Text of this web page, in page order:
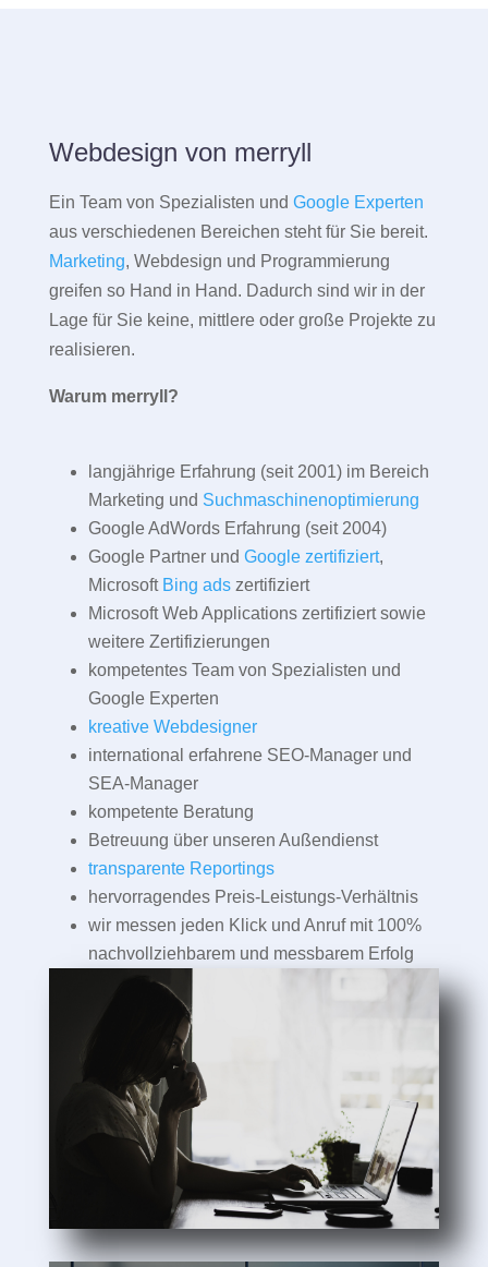
Webdesign von merryll
Ein Team von Spezialisten und Google Experten
aus verschiedenen Bereichen steht für Sie bereit.
Marketing, Webdesign und Programmierung
greifen so Hand in Hand. Dadurch sind wir in der
Lage für Sie keine, mittlere oder große Projekte zu
realisieren.
Warum merryll?
langjährige Erfahrung (seit 2001) im Bereich
Marketing und Suchmaschinenoptimierung
Google AdWords Erfahrung (seit 2004)
Google Partner und Google zertifiziert,
Microsoft Bing adszertifiziert
Microsoft Web Applications zertifiziert sowie
weitere Zertifizierungen
kompetentes Team von Spezialisten und
Google Experten
kreative Webdesigner
international erfahrene SEO-Manager und
SEA-Manager
kompetente Beratung
Betreuung über unseren Außendienst
transparente Reportings
hervorragendes Preis-Leistungs-Verhältnis
wir messen jeden Klick und Anruf mit 100%
nachvollziehbarem und messbarem Erfolg